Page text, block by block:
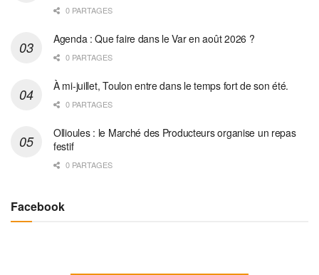
0 PARTAGES
Agenda : Que faire dans le Var en août 2026 ?
0 PARTAGES
À mi-juillet, Toulon entre dans le temps fort de son été.
0 PARTAGES
Ollioules : le Marché des Producteurs organise un repas
festif
0 PARTAGES
Facebook